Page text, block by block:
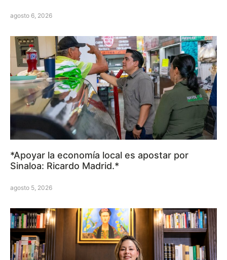
agosto 6, 2026
*Apoyar la economía local es apostar por
Sinaloa: Ricardo Madrid.*
agosto 5, 2026